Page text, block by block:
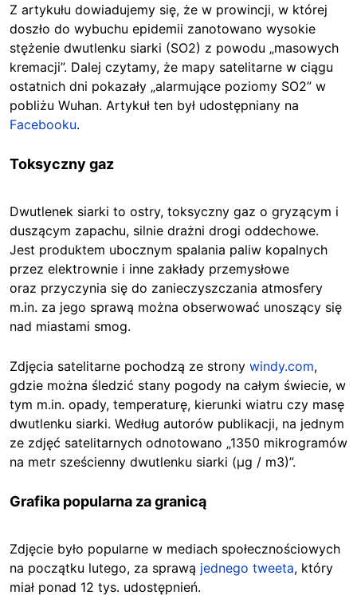
Z artykułu dowiadujemy się, że w prowincji, w której
doszło do wybuchu epidemii zanotowano wysokie
stężenie dwutlenku siarki (SO2) z powodu „masowych
kremacji”. Dalej czytamy, że mapy satelitarne w ciągu
ostatnich dni pokazały „alarmujące poziomy SO2” w
pobliżu Wuhan. Artykuł ten był udostępniany na
Facebooku.
Toksyczny gaz
Dwutlenek siarki to ostry, toksyczny gaz o gryzącym i
duszącym zapachu, silnie drażni drogi oddechowe.
Jest produktem ubocznym spalania paliw kopalnych
przez elektrownie i inne zakłady przemysłowe
oraz przyczynia się do zanieczyszczania atmosfery
m.in. za jego sprawą można obserwować unoszący się
nad miastami smog.
Zdjęcia satelitarne pochodzą ze strony windy.com,
gdzie można śledzić stany pogody na całym świecie, w
tym m.in. opady, temperaturę, kierunki wiatru czy masę
dwutlenku siarki. Według autorów publikacji, na jednym
ze zdjęć satelitarnych odnotowano „1350 mikrogramów
na metr sześcienny dwutlenku siarki (µg / m3)”.
Grafika popularna za granicą
Zdjęcie było popularne w mediach społecznościowych
na początku lutego, za sprawą jednego tweeta, który
miał ponad 12 tys. udostępnień.